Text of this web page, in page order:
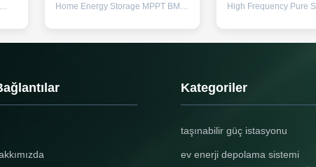
Home Energy Storage MPPT BMS
Standing Product Specifications
Name LiFePO4 Battery Module
Rated Capacity: 300Ah Watt-hour
rating 15360Wh Appearance:
Approximate Silver Cuboid Mass
High Frequency Pure
Key Features 10kWh
+ 6500 Cycles -
with industry-leading
lifespan at 80% DoD
Saving Wall Design -
saves floor space with
damage-free shipping
Kategoriler
taşınabilir güç istasyonu
ev enerji depolama sistemi